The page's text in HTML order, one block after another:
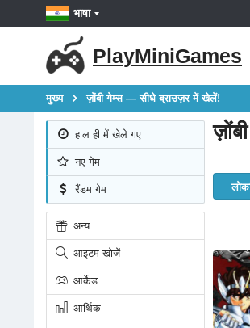
भाषा
PlayMiniGames
मुख्य ज़ोंबी गेम्स — सीधे ब्राउज़र में खेलें!
हाल ही में खेले गए
नए गेम
रैंडम गेम
अन्य
आइटम खोजें
आर्केड
आर्थिक